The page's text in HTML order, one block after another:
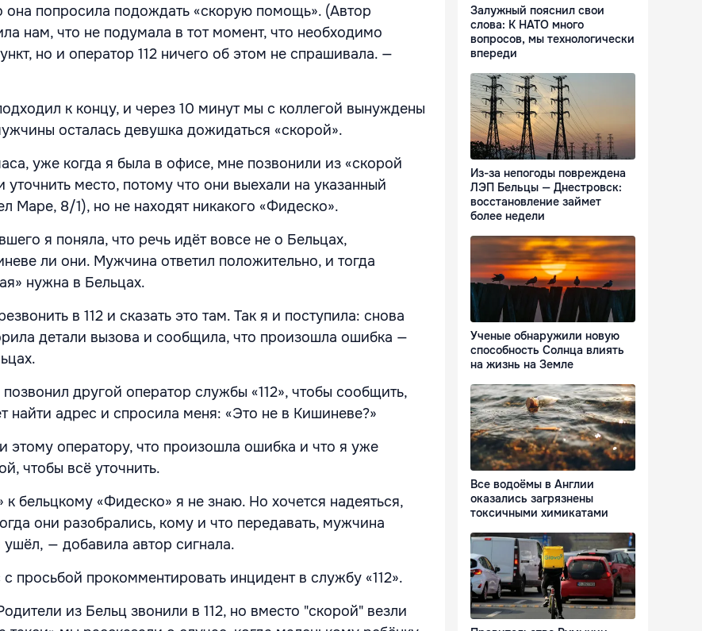
она попросила подождать «скорую помощь». (Автор
нам, что не подумала в тот момент, что необходимо
но и оператор 112 ничего об этом не спрашивала. —
к концу, и через 10 минут мы с коллегой вынуждены
осталась девушка дожидаться «скорой».
уже когда я была в офисе, мне позвонили из «скорой
место, потому что они выехали на указанный
Маре, 8/1), но не находят никакого «Фидеско».
я поняла, что речь идёт вовсе не о Бельцах,
ли они. Мужчина ответил положительно, и тогда
нужна в Бельцах.
в 112 и сказать это там. Так я и поступила: снова
детали вызова и сообщила, что произошла ошибка —
другой оператор службы «112», чтобы сообщить,
найти адрес и спросила меня: «Это не в Кишиневе?»
этому оператору, что произошла ошибка и что я уже
чтобы всё уточнить.
к бельцкому «Фидеско» я не знаю. Но хочется надеяться,
они разобрались, кому и что передавать, мужчина
ушёл, — добавила автор сигнала.
просьбой прокомментировать инцидент в службу «112».
из Бельц звонили в 112, но вместо "скорой" везли
Залужный пояснил свои
слова: К НАТО много
вопросов, мы технологически
впереди
Из-за непогоды повреждена
ЛЭП Бельцы — Днестровск:
восстановление займет
более недели
Ученые обнаружили новую
способность Солнца влиять
на жизнь на Земле
Все водоёмы в Англии
оказались загрязнены
токсичными химикатами